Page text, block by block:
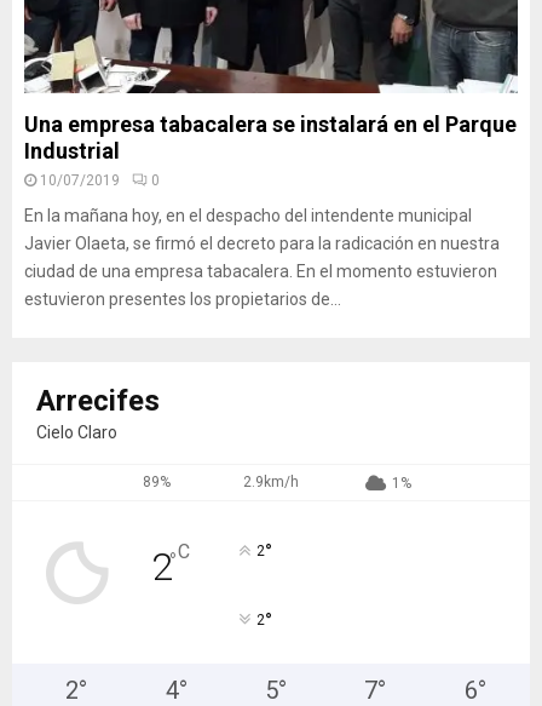
Una empresa tabacalera se instalará en el Parque
Industrial
10/07/2019 0
En la mañana hoy, en el despacho del intendente municipal
Javier Olaeta, se firmó el decreto para la radicación en nuestra
ciudad de una empresa tabacalera. En el momento estuvieron
estuvieron presentes los propietarios de...
Arrecifes
Cielo Claro
89% 2.9km/h 1%
2°C 2°
2°
2° 4° 5° 7° 6°